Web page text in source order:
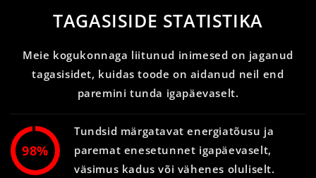
TAGASISIDE STATISTIKA
Meie kogukonnaga liitunud inimesed on jaganud
tagasisidet, kuidas toode on aidanud neil end
paremini tunda igapäevaselt.
98%
Tundsid märgatavat energiatõusu ja
paremat enesetunnet igapäevaselt,
väsimus kadus või vähenes oluliselt.